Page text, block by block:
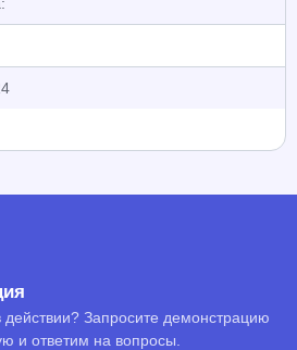
действии? Запросите демонстрацию
и ответим на вопросы.